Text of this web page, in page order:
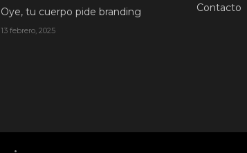
Oye, tu cuerpo pide branding
13 febrero, 2025
Contacto